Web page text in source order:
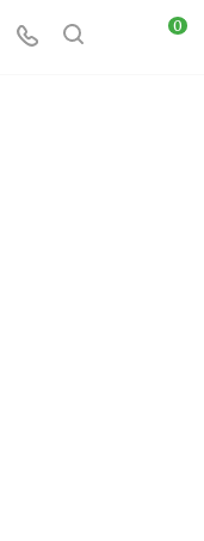
0
ДОУ